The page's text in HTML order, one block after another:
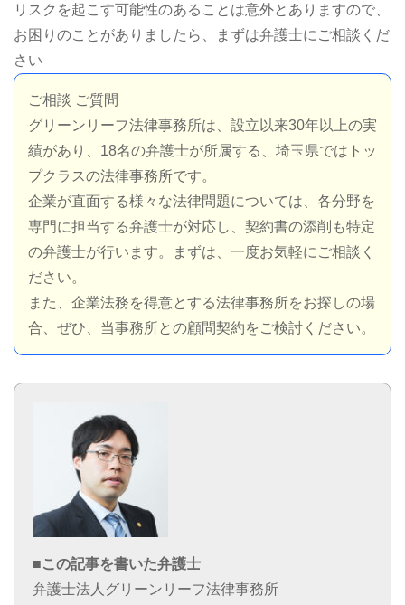
リスクを起こす可能性のあることは意外とありますので、
お困りのことがありましたら、まずは弁護士にご相談くだ
さい
ご相談 ご質問
グリーンリーフ法律事務所は、設立以来30年以上の実
績があり、18名の弁護士が所属する、埼玉県ではトッ
プクラスの法律事務所です。
企業が直面する様々な法律問題については、各分野を
専門に担当する弁護士が対応し、契約書の添削も特定
の弁護士が行います。まずは、一度お気軽にご相談く
ださい。
また、企業法務を得意とする法律事務所をお探しの場
合、ぜひ、当事務所との顧問契約をご検討ください。
■この記事を書いた弁護士
弁護士法人グリーンリーフ法律事務所